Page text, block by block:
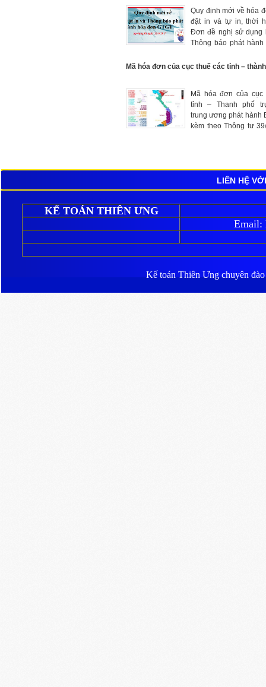
Quy định mới về hóa
đặt in và tự in, thời
Đơn đề nghị sử dụng
Thông báo phát
Mã hóa đơn của cục thuế các tỉnh –
Mã hóa đơn của cục
tỉnh – Thanh phố
trung ương phát hành
kèm theo Thông tư
LIÊN HỆ
KẾ TOÁN THIÊN ƯNG
Email:
Kế toán Thiên Ưngchuyên đào